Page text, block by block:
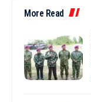
More Read